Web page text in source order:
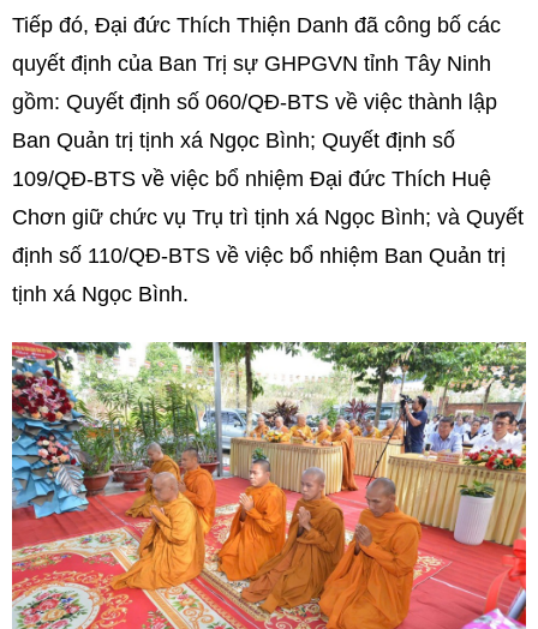
Tiếp đó, Đại đức Thích Thiện Danh đã công bố các
quyết định của Ban Trị sự GHPGVN tỉnh Tây Ninh
gồm: Quyết định số 060/QĐ-BTS về việc thành lập
Ban Quản trị tịnh xá Ngọc Bình; Quyết định số
109/QĐ-BTS về việc bổ nhiệm Đại đức Thích Huệ
Chơn giữ chức vụ Trụ trì tịnh xá Ngọc Bình; và Quyết
định số 110/QĐ-BTS về việc bổ nhiệm Ban Quản trị
tịnh xá Ngọc Bình.